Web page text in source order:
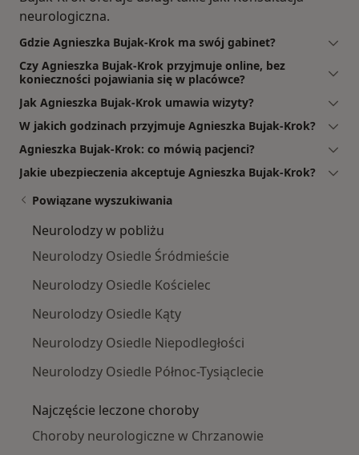
neurologiczna.
Gdzie Agnieszka Bujak-Krok ma swój gabinet?
Czy Agnieszka Bujak-Krok przyjmuje online, bez
konieczności pojawiania się w placówce?
Jak Agnieszka Bujak-Krok umawia wizyty?
W jakich godzinach przyjmuje Agnieszka Bujak-Krok?
Agnieszka Bujak-Krok: co mówią pacjenci?
Jakie ubezpieczenia akceptuje Agnieszka Bujak-Krok?
Powiązane wyszukiwania
Neurolodzy w pobliżu
Neurolodzy Osiedle Śródmieście
Neurolodzy Osiedle Kościelec
Neurolodzy Osiedle Kąty
Neurolodzy Osiedle Niepodległości
Neurolodzy Osiedle Północ-Tysiąclecie
Najczęście leczone choroby
Choroby neurologiczne w Chrzanowie